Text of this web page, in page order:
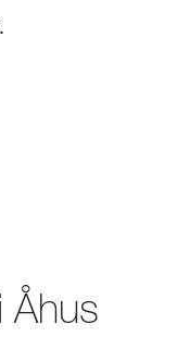
Åhus